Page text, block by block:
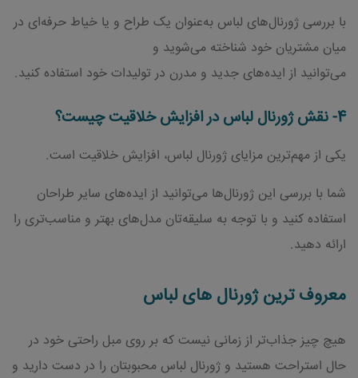
با بررسی ژورنال‌های لباس به‌عنوان یک طراح و یا خیاط حرفه‌ای در
میان مشتریان خود شناخته می‌شوید و
می‌توانید از ایده‌های جدید و مدرن در تولیدات خود استفاده کنید.
4- نقش ژورنال لباس در افزایش خلاقیت چیست؟
یکی از مهم‌ترین مزایای ژورنال لباس، افزایش خلاقیت است.
شما با بررسی این ژورنال‌ها می‌توانید از ایده‌های سایر طراحان
استفاده کنید و با توجه به سلیقه‌تان مدل‌های بهتر و مناسب‌تری را
ارائه دهید.
معروف ترین ژورنال های لباس
هیچ چیز جذاب‌تر از زمانی نیست که بر روی مبل راحتی خود در
حال استراحت هستید و ژورنال لباس محبوبتان را در دست دارید و